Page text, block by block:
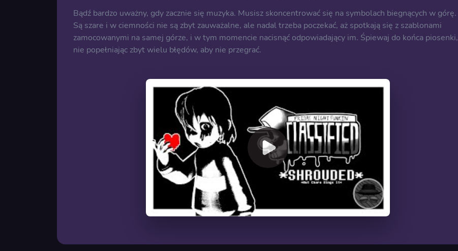
Bądź bardzo uważny, gdy zacznie się muzyka. Musisz skoncentrować się na symbolach biegnących w górę.
Są szare i w ciemności nie są zbyt zauważalne, ale nadal trzeba poczekać, aż spotkają się z szablonami
zamocowanymi na samej górze, i w tym momencie nacisnąć odpowiadający im. Śpiewaj do końca piosenki,
nie popełniając zbyt wielu błędów, aby nie przegrać.